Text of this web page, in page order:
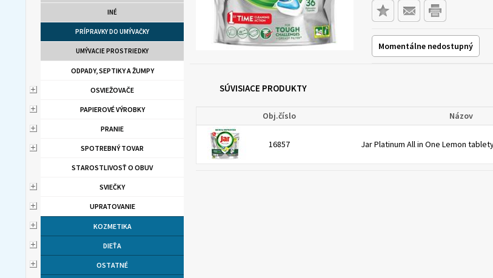
INÉ
PRÍPRAVKY DO UMÝVAČKY
UMÝVACIE PROSTRIEDKY
ODPADY, SEPTIKY A ŽUMPY
OSVIEŽOVAČE
PAPIEROVÉ VÝROBKY
PRANIE
SPOTREBNÝ TOVAR
STAROSTLIVOSŤ O OBUV
SVIEČKY
UPRATOVANIE
KOZMETIKA
DIEŤA
OSTATNÉ
Momentálne nedostupný
SÚVISIACE PRODUKTY
Obj.číslo Názov
16857 Jar Platinum All in One Lemon